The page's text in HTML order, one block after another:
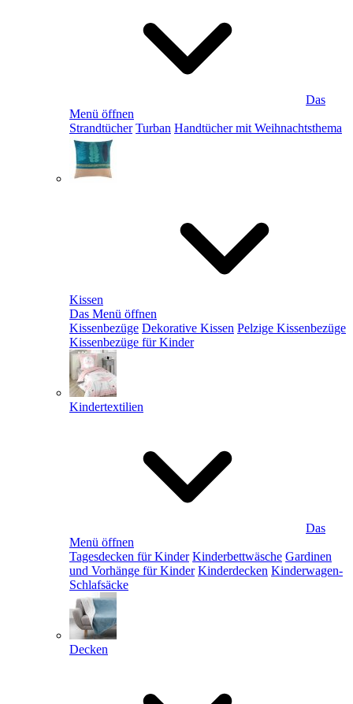
Das
Menü öffnen
Strandtücher Turban Handtücher mit Weihnachtsthema
Kissen
Das Menü öffnen
Kissenbezüge Dekorative Kissen Pelzige Kissenbezüge
Kissenbezüge für Kinder
Kindertextilien
Das
Menü öffnen
Tagesdecken für Kinder Kinderbettwäsche Gardinen
und Vorhänge für Kinder Kinderdecken Kinderwagen-
Schlafsäcke
Decken